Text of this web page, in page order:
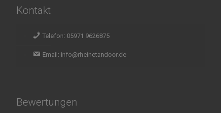
Kontakt
Telefon: 05971 9626875
Email: info@rheinetandoor.de
Bewertungen